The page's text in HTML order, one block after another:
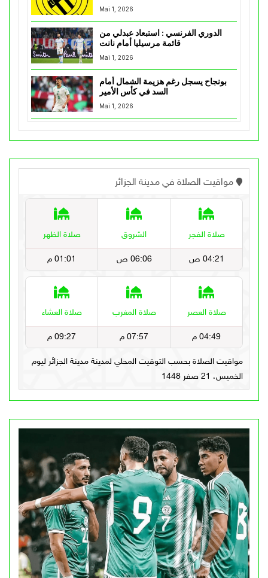
Mai 1, 2026
الدوري الفرنسي : استبعاد عبدلي من
قائمة مرسيليا أمام نانت
Mai 1, 2026
بونجاح يسجل رغم هزيمة الشمال أمام
السد في كأس الأمير
Mai 1, 2026